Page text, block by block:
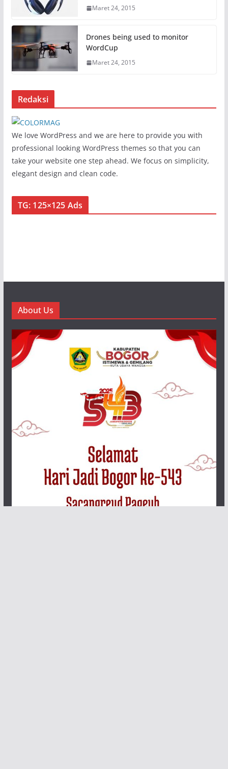
Maret 24, 2015
Drones being used to monitor
WordCup
Maret 24, 2015
Redaksi
We love WordPress and we are here to provide you with
professional looking WordPress themes so that you can
take your website one step ahead. We focus on simplicity,
elegant design and clean code.
TG: 125×125 Ads
About Us